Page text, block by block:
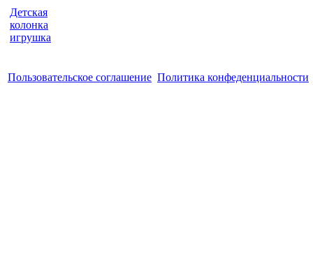
Детская
колонка
игрушка
Пользовательское соглашение Политика конфеденциальности